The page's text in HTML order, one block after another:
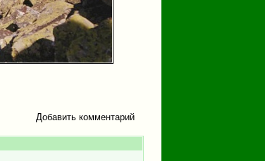
Добавить комментарий